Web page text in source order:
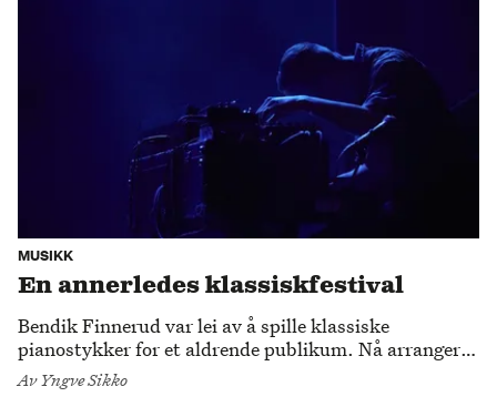
MUSIKK
En annerledes klassiskfestival
Bendik Finnerud var lei av å spille klassiske
pianostykker for et aldrende publikum. Nå arrangerer
han og Paal Mangerud den andre utgaven av
festivalen Oslo Classics – hvor klassisk møter klubb.
AvYngve Sikko